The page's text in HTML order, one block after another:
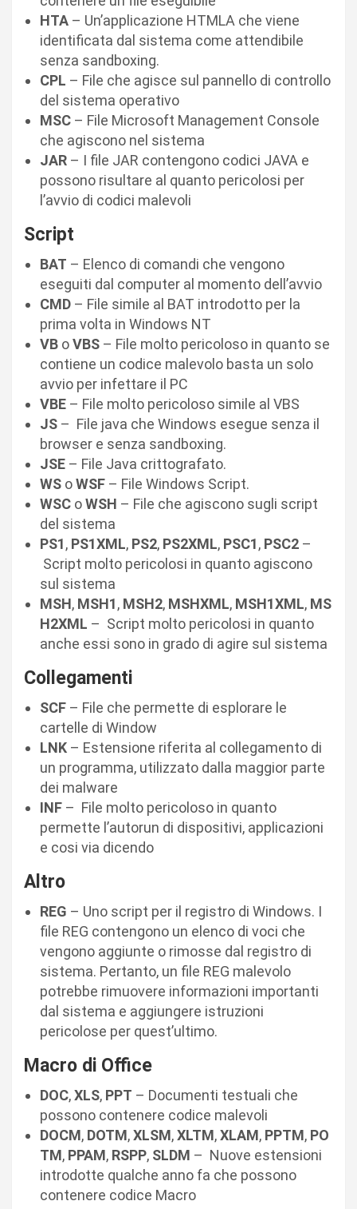
HTA – Un’applicazione HTMLA che viene
identificata dal sistema come attendibile
senza sandboxing.
CPL – File che agisce sul pannello di controllo
del sistema operativo
MSC – File Microsoft Management Console
che agiscono nel sistema
JAR – I file JAR contengono codici JAVA e
possono risultare al quanto pericolosi per
l’avvio di codici malevoli
Script
BAT – Elenco di comandi che vengono
eseguiti dal computer al momento dell’avvio
CMD – File simile al BAT introdotto per la
prima volta in Windows NT
VB oVBS – File molto pericoloso in quanto se
contiene un codice malevolo basta un solo
avvio per infettare il PC
VBE – File molto pericoloso simile al VBS
JS – File java che Windows esegue senza il
browser e senza sandboxing.
JSE – File Java crittografato.
WS oWSF – File Windows Script.
WSC oWSH – File che agiscono sugli script
del sistema
PS1, PS1XML, PS2, PS2XML, PSC1, PSC2 –
Script molto pericolosi in quanto agiscono
sul sistema
MSH, MSH1, MSH2, MSHXML, MSH1XML, MS
H2XML – Script molto pericolosi in quanto
anche essi sono in grado di agire sul sistema
Collegamenti
SCF – File che permette di esplorare le
cartelle di Window
LNK – Estensione riferita al collegamento di
un programma, utilizzato dalla maggior parte
dei malware
INF – File molto pericoloso in quanto
permette l’autorun di dispositivi, applicazioni
e cosi via dicendo
Altro
REG – Uno script per il registro di Windows. I
file REG contengono un elenco di voci che
vengono aggiunte o rimosse dal registro di
sistema. Pertanto, un file REG malevolo
potrebbe rimuovere informazioni importanti
dal sistema e aggiungere istruzioni
pericolose per quest’ultimo.
Macro di Office
DOC,XLS, PPT – Documenti testuali che
possono contenere codice malevoli
DOCM, DOTM,XLSM,XLTM,XLAM, PPTM, PO
TM, PPAM, RSPP, SLDM – Nuove estensioni
introdotte qualche anno fa che possono
contenere codice Macro